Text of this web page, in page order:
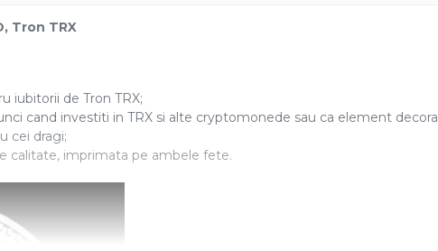
Tron TRX
iubitorii de Tron TRX;
cand investiti in TRX si alte cryptomonede sau ca element
cei dragi;
calitate, imprimata pe ambele fete.